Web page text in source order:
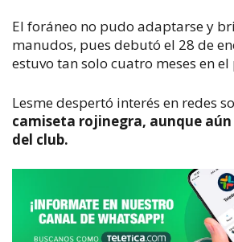
El foráneo no pudo adaptarse y
manudos, pues debutó el 28 de
estuvo tan solo cuatro meses en
Lesme despertó interés en redes
camiseta rojinegra, aunque
del club.